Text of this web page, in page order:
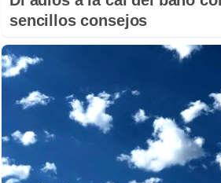
sencillos consejos